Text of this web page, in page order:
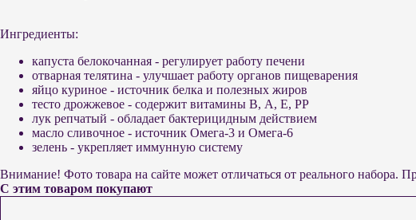
Ингредиенты:
капуста белокочанная - регулирует работу печени
отварная телятина - улучшает работу органов пищеварения
яйцо куриное - источник белка и полезных жиров
тесто дрожжевое - содержит витамины В, А, Е, РР
лук репчатый - обладает бактерицидным действием
масло сливочное - источник Омега-3 и Омега-6
зелень - укрепляет иммунную систему
Внимание! Фото товара на сайте может отличаться от реального
С этим товаром покупают